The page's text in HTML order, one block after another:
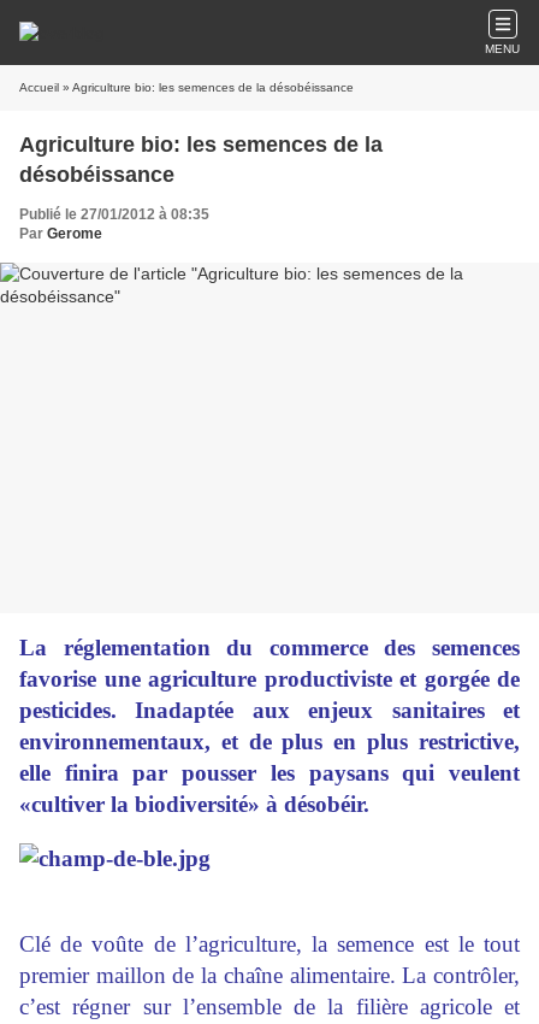
MENU
Accueil » Agriculture bio: les semences de la désobéissance
Agriculture bio: les semences de la
désobéissance
Publié le 27/01/2012 à 08:35
Par Gerome
La réglementation du commerce des semences
favorise une agriculture productiviste et gorgée de
pesticides. Inadaptée aux enjeux sanitaires et
environnementaux, et de plus en plus restrictive,
elle finira par pousser les paysans qui veulent
«cultiver la biodiversité» à désobéir.
Clé de voûte de l’agriculture, la semence est le tout
premier maillon de la chaîne alimentaire. La contrôler,
c’est régner sur l’ensemble de la filière agricole et